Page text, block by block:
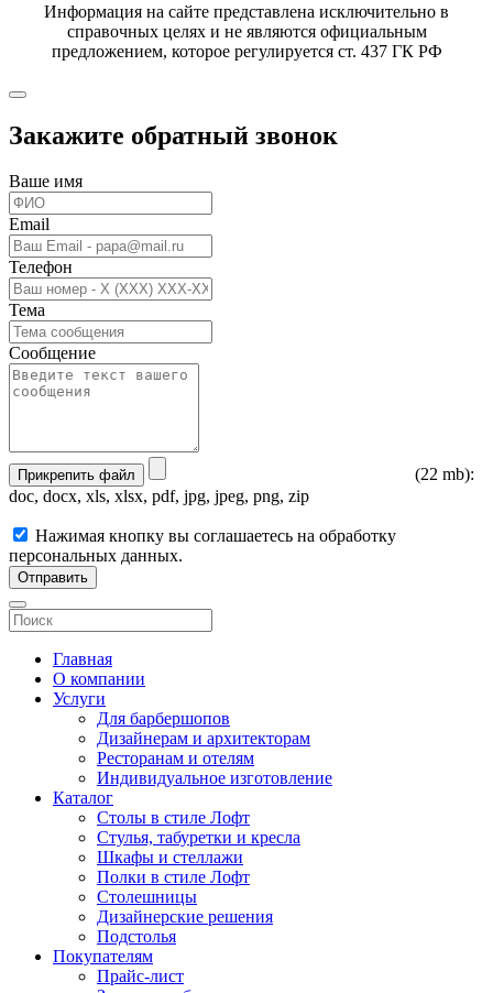
Информация на сайте представлена исключительно в
справочных целях и не являются официальным
предложением, которое регулируется ст. 437 ГК РФ
Закажите обратный звонок
Ваше имя
Email
Телефон
Тема
Сообщение
Прикрепить файл
(22 mb):
doc, docx, xls, xlsx, pdf, jpg, jpeg, png, zip
Нажимая кнопку вы соглашаетесь на обработку
персональных данных.
Отправить
Главная
О компании
Услуги
Для барбершопов
Дизайнерам и архитекторам
Ресторанам и отелям
Индивидуальное изготовление
Каталог
Столы в стиле Лофт
Стулья, табуретки и кресла
Шкафы и стеллажи
Полки в стиле Лофт
Столешницы
Дизайнерские решения
Подстолья
Покупателям
Прайс-лист